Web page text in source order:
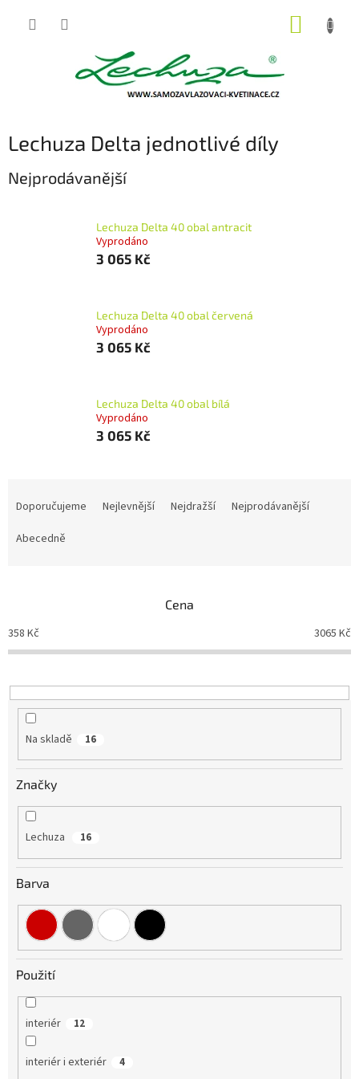
Lechuza Delta jednotlivé díly
Nejprodávanější
Lechuza Delta 40 obal antracit
Vyprodáno
3 065 Kč
Lechuza Delta 40 obal červená
Vyprodáno
3 065 Kč
Lechuza Delta 40 obal bílá
Vyprodáno
3 065 Kč
o
d
k
t
Doporučujeme Nejlevnější Nejdražší
Nejprodávanější
Abecedně
Cena
358 Kč 3065 Kč
Na skladě 16
Značky
Lechuza 16
Barva
Použití
interiér 12
interiér i exteriér 4